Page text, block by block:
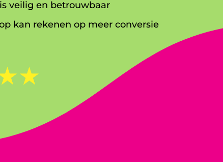
veilig en betrouwbaar
kan rekenen op meer conversie
☆